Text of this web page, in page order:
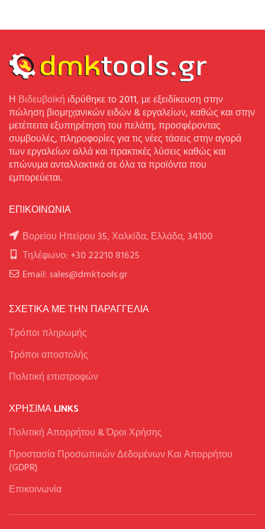
Η Βιδευβοϊκή ιδρύθηκε το 2011, με εξειδίκευση στην
πώληση βιομηχανικών ειδών & εργαλείων, καθώς και στην
μετέπειτα εξυπηρέτηση του πελάτη, προσφέροντας
συμβουλές, πληροφορίες για τις νέες τάσεις στην αγορά
των εργαλείων αλλά και πρακτικές λύσεις καθώς και
επώνυμα ανταλλακτικά σε όλα τα προϊόντα που
εμπορεύεται.
ΕΠΙΚΟΙΝΩΝΙΑ
Βορείου Ηπείρου 35, Χαλκίδα, Ελλάδα, 34100
Τηλέφωνο: +30 22210 81625
Email: sales@dmktools.gr
ΣΧΕΤΙΚΑ ΜΕ ΤΗΝ ΠΑΡΑΓΓΕΛΙΑ
Τρόποι πληρωμής
Tρόποι αποστολής
Πολιτική επιστροφών
ΧΡΉΣΙΜΑ LINKS
Πολιτική Απορρήτου & Όροι Χρήσης
Προστασία Προσωπικών Δεδομένων Και Απορρήτου
(GDPR)
Επικοινωνία